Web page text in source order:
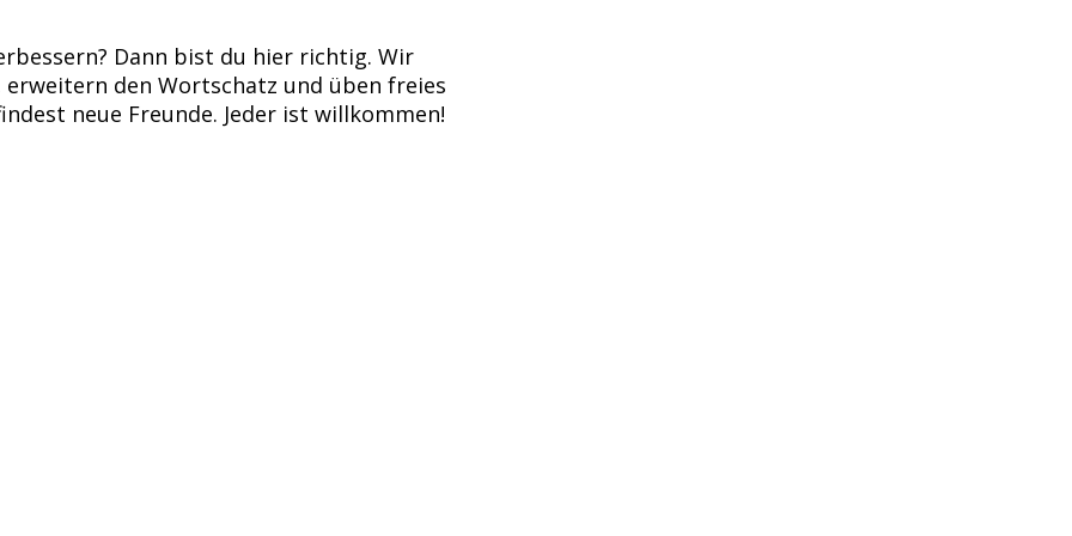
Dann bist du hier richtig. Wir
den Wortschatz und üben freies
neue Freunde. Jeder ist willkommen!